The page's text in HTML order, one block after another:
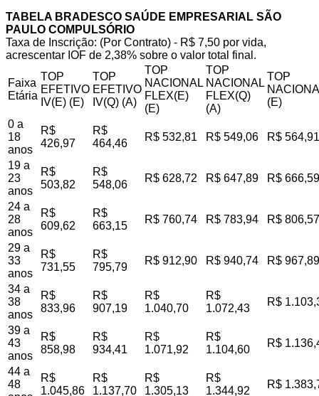
TABELA BRADESCO SAÚDE EMPRESARIAL SÃO
PAULO COMPULSÓRIO
Taxa de Inscrição: (Por Contrato) - R$ 7,50 por vida,
acrescentar IOF de 2,38% sobre o valor total final.
Faixa
Etária
TOP
EFETIVO
IV(E) (E)
TOP
EFETIVO
IV(Q) (A)
TOP
NACIONAL
FLEX(E)
(E)
TOP
NACIONAL
FLEX(Q)
(A)
TOP
(E)
0 a
18
anos
R$
426,97
R$
464,46
R$ 532,81 R$ 549,06 R$ 564,91
19 a
23
anos
R$
503,82
R$
548,06
R$ 628,72 R$ 647,89 R$ 666,59
24 a
28
anos
R$
609,62
R$
663,15
R$ 760,74 R$ 783,94 R$ 806,57
29 a
33
anos
R$
731,55
R$
795,79
R$ 912,90 R$ 940,74 R$ 967,89
34 a
38
anos
R$
833,96
R$
907,19
R$
1.040,70
R$
1.072,43
R$
39 a
43
anos
R$
858,98
R$
934,41
R$
1.071,92
R$
1.104,60
R$
44 a
48
R$
1.045,86
R$
1.137,70
R$
1.305,13
R$
1.344,92
R$